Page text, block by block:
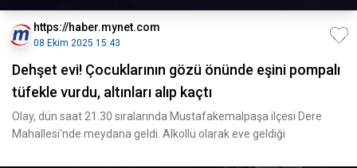
https://haber.mynet.com
08 Ekim 2025 15:43
Dehşet evi! Çocuklarının gözü önünde eşini pompalı
tüfekle vurdu, altınları alıp kaçtı
Olay, dün saat 21.30 sıralarında Mustafakemalpaşa ilçesi Dere
Mahallesi'nde meydana geldi. Alkollü olarak eve geldiği